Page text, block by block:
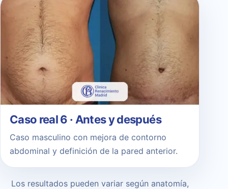
Caso real 6 · Antes y después
Caso masculino con mejora de contorno
abdominal y definición de la pared anterior.
Los resultados pueden variar según anatomía,